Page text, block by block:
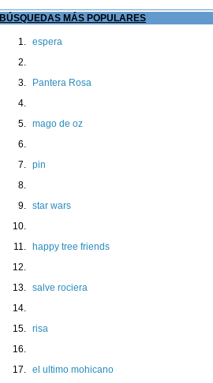
BÚSQUEDAS MÁS POPULARES
espera
Pantera Rosa
mago de oz
pin
star wars
happy tree friends
salve rociera
risa
el ultimo mohicano